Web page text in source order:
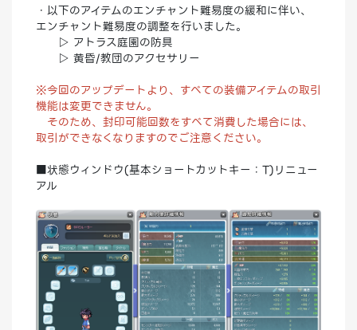
・以下のアイテムのエンチャント難易度の緩和に伴い、
エンチャント難易度の調整を行いました。
▷ アトラス庭園の防具
▷ 黄昏/教団のアクセサリー
※今回のアップデートより、すべての装備アイテムの取引
機能は変更できません。
そのため、封印可能回数をすべて消費した場合には、
取引ができなくなりますのでご注意ください。
■状態ウィンドウ(基本ショートカットキー：T)リニュー
アル